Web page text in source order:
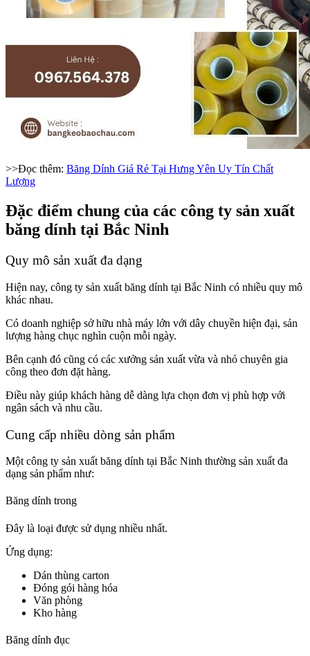
>>Đọc thêm: Băng Dính Giá Rẻ Tại Hưng Yên Uy Tín Chất
Lượng
Đặc điểm chung của các công ty sản xuất
băng dính tại Bắc Ninh
Quy mô sản xuất đa dạng
Hiện nay, công ty sản xuất băng dính tại Bắc Ninh có nhiều quy mô
khác nhau.
Có doanh nghiệp sở hữu nhà máy lớn với dây chuyền hiện đại, sản
lượng hàng chục nghìn cuộn mỗi ngày.
Bên cạnh đó cũng có các xưởng sản xuất vừa và nhỏ chuyên gia
công theo đơn đặt hàng.
Điều này giúp khách hàng dễ dàng lựa chọn đơn vị phù hợp với
ngân sách và nhu cầu.
Cung cấp nhiều dòng sản phẩm
Một công ty sản xuất băng dính tại Bắc Ninh thường sản xuất đa
dạng sản phẩm như:
Băng dính trong
Đây là loại được sử dụng nhiều nhất.
Ứng dụng:
Dán thùng carton
Đóng gói hàng hóa
Văn phòng
Kho hàng
Băng dính đục